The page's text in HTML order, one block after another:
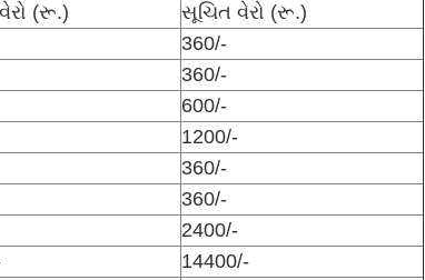
(રૂ.)
સૂચિત વેરો (રૂ.)
360/-
360/-
600/-
1200/-
360/-
360/-
2400/-
14400/-